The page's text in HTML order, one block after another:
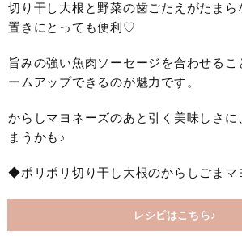
切り干し大根と野菜の歯ごたえがたまら
置きにとっても便利♡
旨みの強い魚肉ソーセージを合わせるこ
ームアップできるのが魅力です。
からしマヨネーズのあと引く美味しさに
まうかも♪
◆ポリポリ切り干し大根のからしごまマ
レシピはこちら♪